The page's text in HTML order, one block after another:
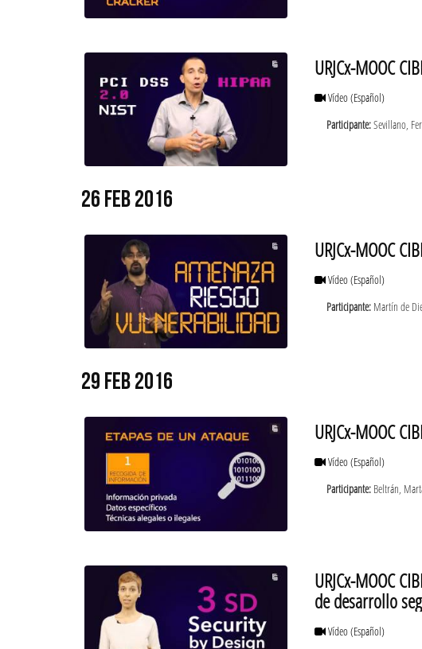
URJCx-MOOC
Vídeo(Español)
Participante:Sevillano,
26 FEB 2016
URJCx-MOOC
Vídeo(Español)
Participante:Martín de
29 FEB 2016
URJCx-MOOC
Vídeo(Español)
Participante:Beltrán,
URJCx-MOOC
de desarrollo
Vídeo(Español)